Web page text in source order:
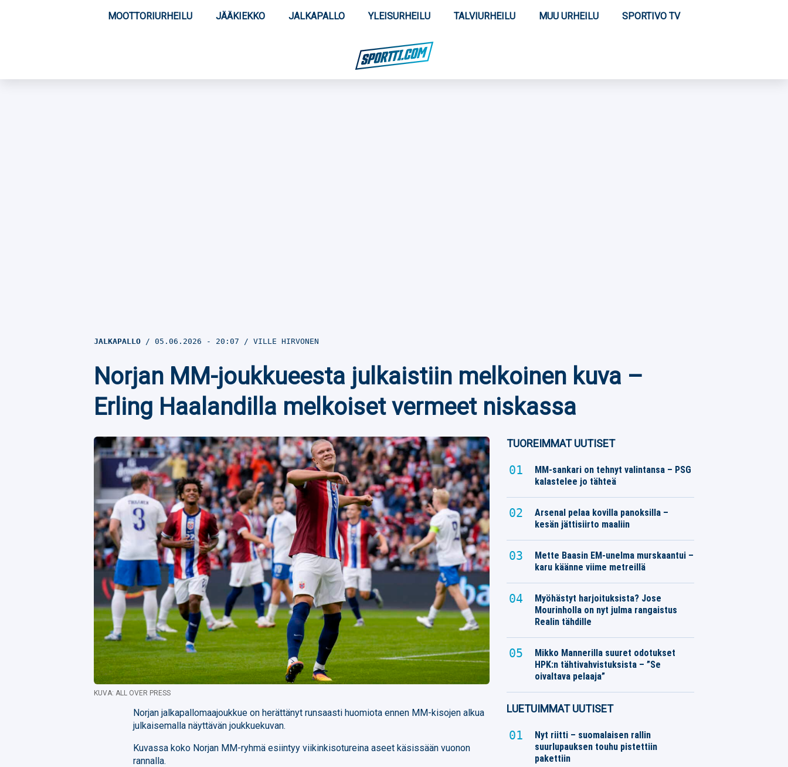
MOOTTORIURHEILU JÄÄKIEKKO JALKAPALLO YLEISURHEILU TALVIURHEILU MUU URHEILU SPORTIVO TV
JALKAPALLO 05.06.2026 - 20:07 VILLE HIRVONEN
Norjan MM-joukkueesta julkaistiin melkoinen kuva –
Erling Haalandilla melkoiset vermeet niskassa
KUVA: ALL OVER PRESS
Norjan jalkapallomaajoukkue on herättänyt runsaasti huomiota ennen MM-kisojen alkua
julkaisemalla näyttävän joukkuekuvan.
Kuvassa koko Norjan MM-ryhmä esiintyy viikinkisotureina aseet käsissään vuonon
rannalla.
TUOREIMMAT UUTISET
MM-sankari on tehnyt valintansa – PSG
kalastelee jo tähteä
Arsenal pelaa kovilla panoksilla –
kesän jättisiirto maaliin
Mette Baasin EM-unelma murskaantui –
karu käänne viime metreillä
Myöhästyt harjoituksista? Jose
Mourinholla on nyt julma rangaistus
Realin tähdille
Mikko Mannerilla suuret odotukset
HPK:n tähtivahvistuksista – ”Se
oivaltava pelaaja”
LUETUIMMAT UUTISET
Nyt riitti – suomalaisen rallin
suurlupauksen touhu pistettiin
pakettiin